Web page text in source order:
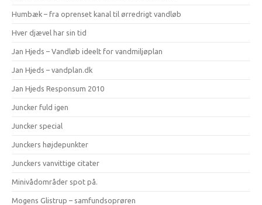
Humbæk – fra oprenset kanal til ørredrigt vandløb
Hver djævel har sin tid
Jan Hjeds – Vandløb ideelt for vandmiljøplan
Jan Hjeds – vandplan.dk
Jan Hjeds Responsum 2010
Juncker fuld igen
Juncker special
Junckers højdepunkter
Junckers vanvittige citater
Minivådområder spot på.
Mogens Glistrup – samfundsoprøren